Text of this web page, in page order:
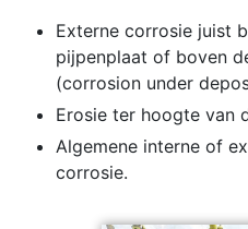
Externe corrosie juist
pijpenplaat of boven
(corrosion under
Erosie ter hoogte van
Algemene interne of
corrosie.